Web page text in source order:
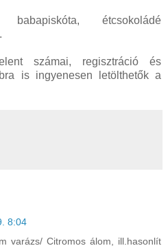
étcsokoládé
számai, regisztráció és
is ingyenesen letölthetők a
8:04
varázs/ Citromos álom, ill.hasonlít